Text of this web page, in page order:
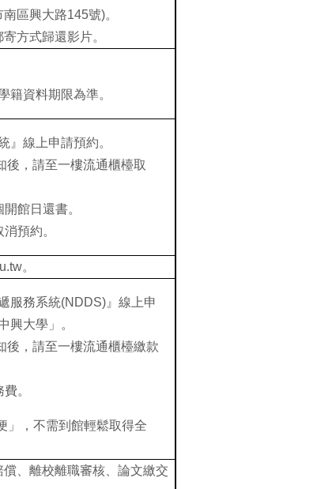
區興大路145號)。
方式歸還影片。
籍資料期限為準。
』線上申請預約。
後，請至一樓流通櫃檯取
館日還書。
預約。
。
服務系統(NDDS)』線上申
興大學」。
後，請至一樓流通櫃檯繳款
。
」，不需到館輕鬆取得全
、離校離職審核、論文繳交